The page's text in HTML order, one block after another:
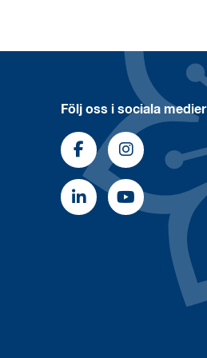
Följ oss i sociala medier